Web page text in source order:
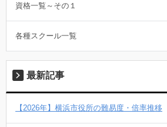
資格一覧～その１
各種スクール一覧
最新記事
【2026年】横浜市役所の難易度・倍率推移